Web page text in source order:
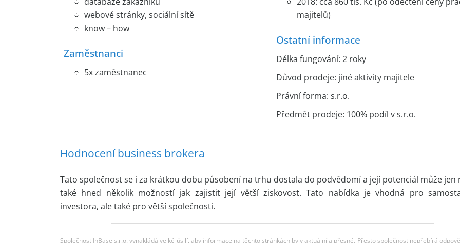
webové stránky, sociální sítě
know – how
Zaměstnanci
5x zaměstnanec
majitelů)
Ostatní informace
Délka fungování: 2 roky
Důvod prodeje: jiné aktivity majitele
Právní forma: s.r.o.
Předmět prodeje: 100% podíl v s.r.o.
Hodnocení business brokera
Tato společnost se i za krátkou dobu působení na trhu dostala do podvědomí a její potenciál může jen
také hned několik možností jak zajistit její větší ziskovost. Tato nabídka je vhodná pro
investora, ale také pro větší společnosti.
Společnost InBase s.r.o. vynakládá velké úsilí, aby informace na těchto stránkách byly aktuální a přesné. Přesto společnost nepřebírá